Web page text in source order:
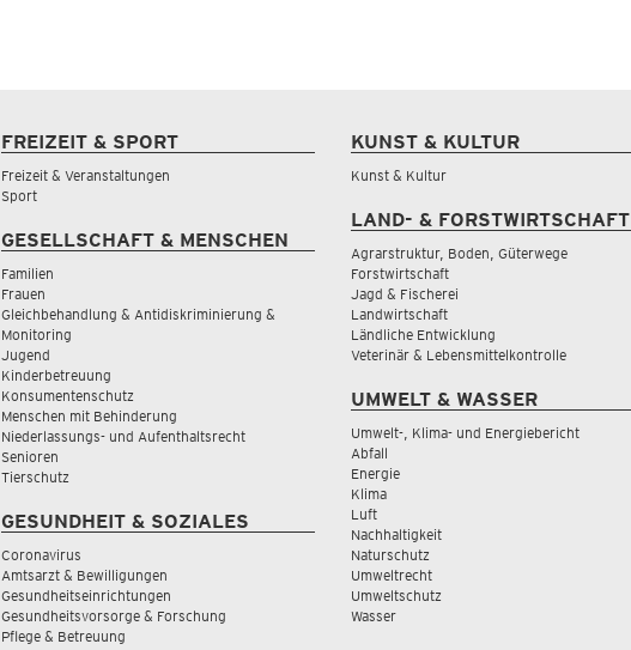
FREIZEIT & SPORT
Freizeit & Veranstaltungen
Sport
GESELLSCHAFT & MENSCHEN
Familien
Frauen
Gleichbehandlung & Antidiskriminierung &
Monitoring
Jugend
Kinderbetreuung
Konsumentenschutz
Menschen mit Behinderung
Niederlassungs- und Aufenthaltsrecht
Senioren
Tierschutz
GESUNDHEIT & SOZIALES
Coronavirus
Amtsarzt & Bewilligungen
Gesundheitseinrichtungen
Gesundheitsvorsorge & Forschung
Pflege & Betreuung
KUNST & KULTUR
Kunst & Kultur
LAND- & FORSTWIRTSCHAFT
Agrarstruktur, Boden, Güterwege
Forstwirtschaft
Jagd & Fischerei
Landwirtschaft
Ländliche Entwicklung
Veterinär & Lebensmittelkontrolle
UMWELT & WASSER
Umwelt-, Klima- und Energiebericht
Abfall
Energie
Klima
Luft
Nachhaltigkeit
Naturschutz
Umweltrecht
Umweltschutz
Wasser